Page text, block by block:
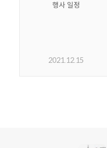
행사 일정
2021.12.15